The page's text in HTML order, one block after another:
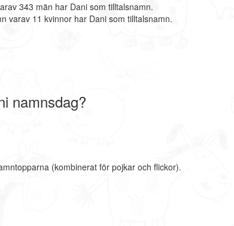
343 män har Dani som tilltalsnamn.
varav 11 kvinnor har Dani som tilltalsnamn.
namnsdag?
(kombinerat för pojkar och flickor).